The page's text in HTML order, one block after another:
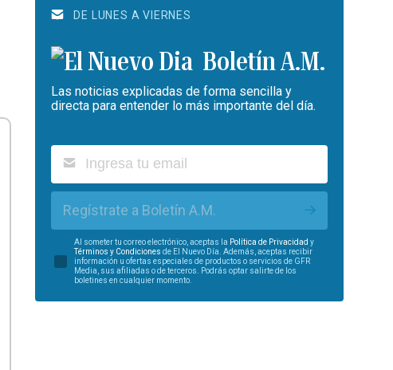
DE LUNES A VIERNES
Boletín A.M.
Las noticias explicadas de forma sencilla y
directa para entender lo más importante del día.
Regístrate a Boletín A.M.
Al someter tu correo electrónico, aceptas la Política de Privacidad y
Términos y Condiciones de El Nuevo Día. Además, aceptas recibir
información u ofertas especiales de productos o servicios de GFR
Media, sus afiliadas o de terceros. Podrás optar salirte de los
boletines en cualquier momento.